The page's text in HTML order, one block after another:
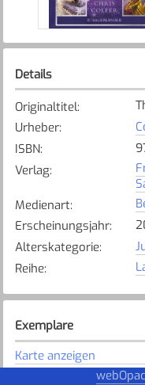
Details
Originaltitel:
Urheber:
ISBN:
Verlag:
Medienart:
Erscheinungsjahr:
Alterskategorie:
Reihe:
Exemplare
Karte anzeigen